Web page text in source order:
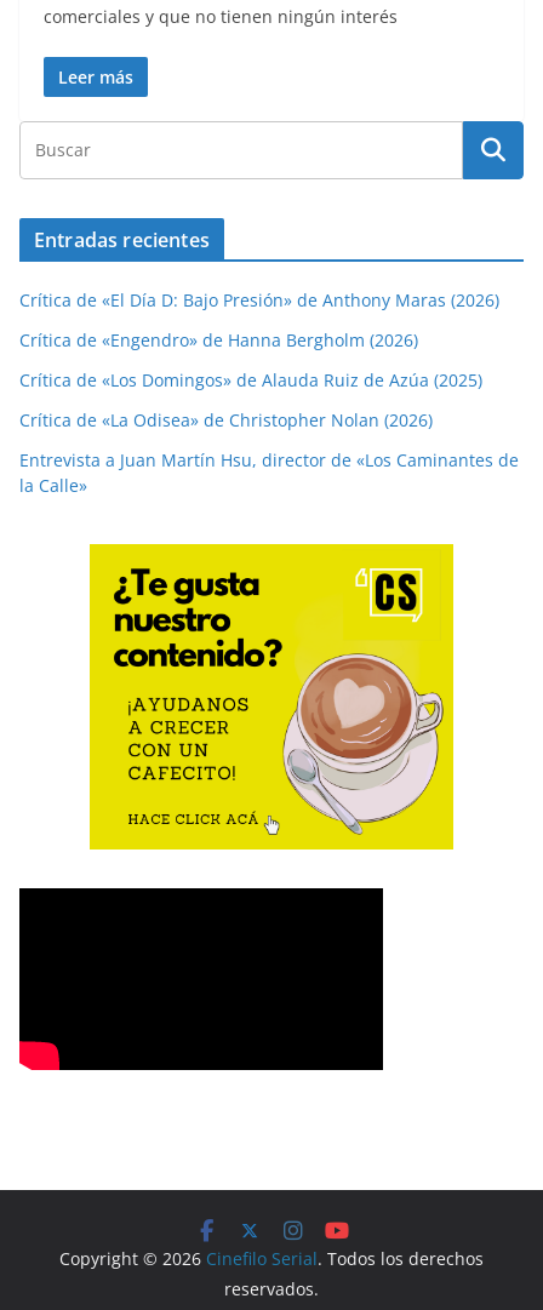
comerciales y que no tienen ningún interés
Leer más
Entradas recientes
Crítica de «El Día D: Bajo Presión» de Anthony Maras (2026)
Crítica de «Engendro» de Hanna Bergholm (2026)
Crítica de «Los Domingos» de Alauda Ruiz de Azúa (2025)
Crítica de «La Odisea» de Christopher Nolan (2026)
Entrevista a Juan Martín Hsu, director de «Los Caminantes de
la Calle»
Copyright © 2026 Cinefilo Serial. Todos los derechos
reservados.